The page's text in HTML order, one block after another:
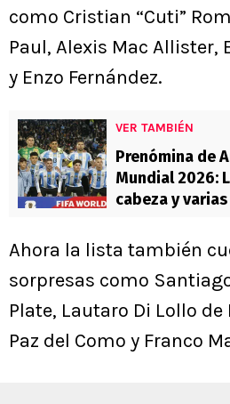
como Cristian “Cuti”
Paul, Alexis Mac Allister,
y Enzo Fernández.
VER TAMBIÉN
Prenómina de
Mundial 2026:
cabeza y
Ahora la lista también
sorpresas como
Plate, Lautaro Di Lollo
Paz del Como y Franco